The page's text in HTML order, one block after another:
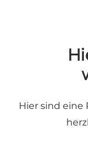
Hier sind eine